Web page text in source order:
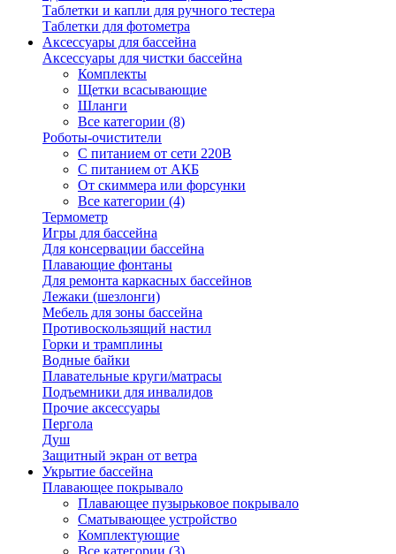
Таблетки и капли для ручного тестера
Таблетки для фотометра
Аксессуары для бассейна
Аксессуары для чистки бассейна
Комплекты
Щетки всасывающие
Шланги
Все категории (8)
Роботы-очистители
С питанием от сети 220В
С питанием от АКБ
От скиммера или форсунки
Все категории (4)
Термометр
Игры для бассейна
Для консервации бассейна
Плавающие фонтаны
Для ремонта каркасных бассейнов
Лежаки (шезлонги)
Мебель для зоны бассейна
Противоскользящий настил
Горки и трамплины
Водные байки
Плавательные круги/матрасы
Подъемники для инвалидов
Прочие аксессуары
Пергола
Душ
Защитный экран от ветра
Укрытие бассейна
Плавающее покрывало
Плавающее пузырьковое покрывало
Сматывающее устройство
Комплектующие
Все категории (3)